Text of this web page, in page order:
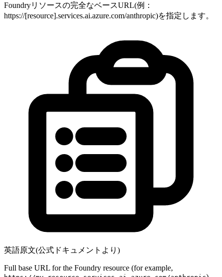
Foundryリソースの完全なベースURL(例：
https://[resource].services.ai.azure.com/anthropic)を指定します。
英語原文(公式ドキュメントより)
Full base URL for the Foundry resource (for example,